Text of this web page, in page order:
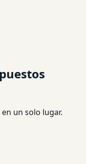
un solo lugar.